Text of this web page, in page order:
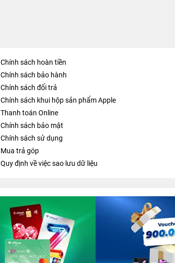
Chính sách hoàn tiền
Chính sách bảo hành
Chính sách đổi trả
Chính sách khui hộp sản phẩm Apple
Thanh toán Online
Chính sách bảo mật
Chính sách sử dụng
Mua trả góp
Quy định về việc sao lưu dữ liệu